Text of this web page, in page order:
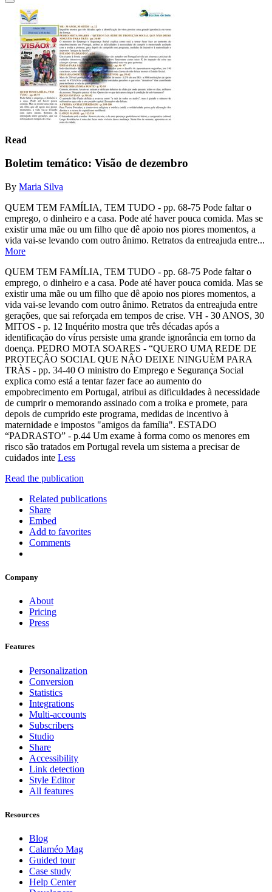
Read
Boletim temático: Visão de dezembro
By Maria Silva
QUEM TEM FAMÍLIA, TEM TUDO - pp. 68-75 Pode faltar o
emprego, o dinheiro e a casa. Pode até haver pouca comida. Mas se
existir uma mãe ou um filho que dê apoio nos piores momentos, a
vida vai-se levando com outro ânimo. Retratos da entreajuda entre...
More
QUEM TEM FAMÍLIA, TEM TUDO - pp. 68-75 Pode faltar o
emprego, o dinheiro e a casa. Pode até haver pouca comida. Mas se
existir uma mãe ou um filho que dê apoio nos piores momentos, a
vida vai-se levando com outro ânimo. Retratos da entreajuda entre
gerações, que sai reforçada em tempos de crise. VH - 30 ANOS, 30
MITOS - p. 12 Inquérito mostra que três décadas após a
identificação do vírus persiste uma grande ignorância em torno da
doença. PEDRO MOTA SOARES - “QUERO UMA REDE DE
PROTEÇÂO SOCIAL QUE NÂO DEIXE NINGUÈM PARA
TRÀS - pp. 34-40 O ministro do Emprego e Segurança Social
explica como está a tentar fazer face ao aumento do
empobrecimento em Portugal, atribui as dificuldades à necessidade
de cumprir o memorando assinado com a troika e promete, para
depois de cumprido este programa, medidas de incentivo à
maternidade e impostos "amigos da família". ESTADO
“PADRASTO” - p.44 Um exame à forma como os menores em
risco são tratados em Portugal revela um sistema a precisar de
cuidados inte Less
Read the publication
Related publications
Share
Embed
Add to favorites
Comments
Company
About
Pricing
Press
Features
Personalization
Conversion
Statistics
Integrations
Multi-accounts
Subscribers
Studio
Share
Accessibility
Link detection
Style Editor
All features
Resources
Blog
Calaméo Mag
Guided tour
Case study
Help Center